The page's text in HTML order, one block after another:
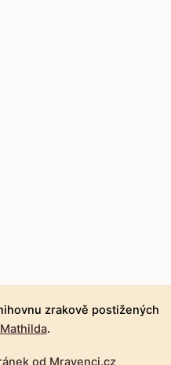
zrakově postižených
Mathilda.